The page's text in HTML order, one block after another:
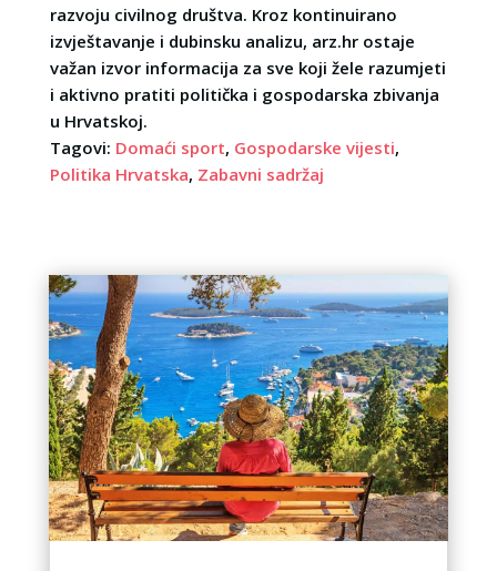
razvoju civilnog društva. Kroz kontinuirano
izvještavanje i dubinsku analizu, arz.hr ostaje
važan izvor informacija za sve koji žele razumjeti
i aktivno pratiti politička i gospodarska zbivanja
u Hrvatskoj.
Tagovi: Domaći sport, Gospodarske vijesti,
Politika Hrvatska, Zabavni sadržaj